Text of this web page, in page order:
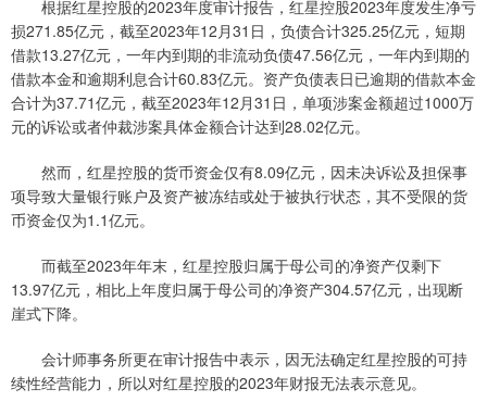
根据红星控股的2023年度审计报告，红星控股2023年度发生净亏
损271.85亿元，截至2023年12月31日，负债合计325.25亿元，短期
借款13.27亿元，一年内到期的非流动负债47.56亿元，一年内到期的
借款本金和逾期利息合计60.83亿元。资产负债表日已逾期的借款本金
合计为37.71亿元，截至2023年12月31日，单项涉案金额超过1000万
元的诉讼或者仲裁涉案具体金额合计达到28.02亿元。
然而，红星控股的货币资金仅有8.09亿元，因未决诉讼及担保事
项导致大量银行账户及资产被冻结或处于被执行状态，其不受限的货
币资金仅为1.1亿元。
而截至2023年年末，红星控股归属于母公司的净资产仅剩下
13.97亿元，相比上年度归属于母公司的净资产304.57亿元，出现断
崖式下降。
会计师事务所更在审计报告中表示，因无法确定红星控股的可持
续性经营能力，所以对红星控股的2023年财报无法表示意见。